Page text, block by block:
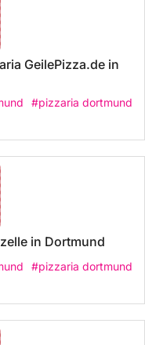
GeilePizza.de in
#pizzaria dortmund
in Dortmund
#pizzaria dortmund